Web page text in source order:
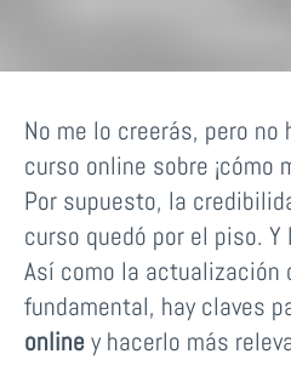
No me lo creerás, pero no
curso online sobre ¡cómo
Por supuesto, la
curso quedó por el piso.
Así como la actualización
fundamental, hay claves
onliney hacerlo más